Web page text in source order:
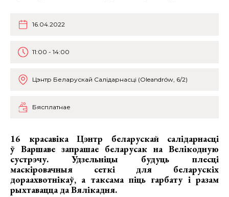
16.04.2022
11:00 - 14:00
Цэнтр Беларускай Салідарнасці (Oleandrów, 6/2)
Бясплатнае
16 красавіка Цэнтр беларускай салідарнасці
ў Варшаве запрашае беларусак на Велікодную
сустрэчу. Удзельніцы будуць плесці
маскіровачныя сеткі для беларускіх
дораахвотнікаў, а таксама піць гарбату і разам
рыхтавацца да Вялікадня.